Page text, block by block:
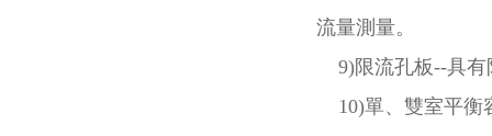
流量測量。
9)限流孔板--具有
10)單、雙室平衡